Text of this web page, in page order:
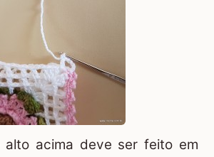
alto acima deve ser feito em